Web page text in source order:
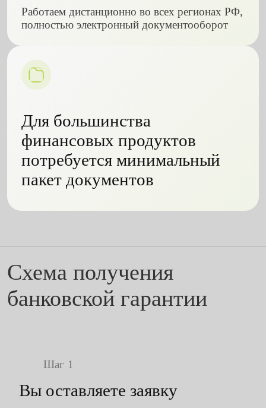
Работаем дистанционно во всех регионах РФ,
полностью электронный документооборот
Для большинства
финансовых продуктов
потребуется минимальный
пакет документов
Схема получения
банковской гарантии
Шаг
Вы оставляете заявку